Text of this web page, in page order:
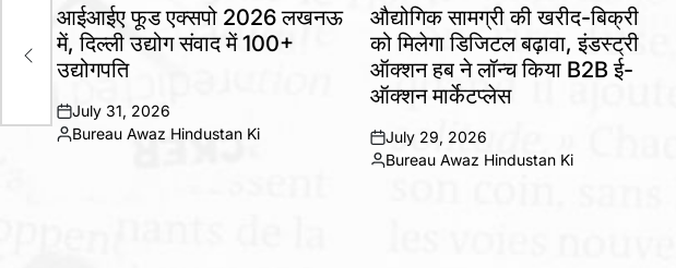
आईआईए फूड एक्सपो 2026 लखनऊ
में, दिल्ली उद्योग संवाद में 100+
उद्योगपति
on
July 31, 2026
Posted
Bureau Awaz Hindustan Ki
IN
औद्योगिक सामग्री की खरीद-बिक्री
को मिलेगा डिजिटल बढ़ावा, इंडस्ट्री
ऑक्शन हब ने लॉन्च किया B2B ई-
ऑक्शन मार्केटप्लेस
on
July 29, 2026
Posted
Bureau Awaz Hindustan Ki